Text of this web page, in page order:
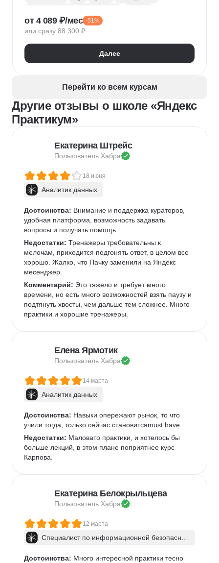
Keras
Машинное обучение
Искусственный интеллект
Математика для Data Science
Статистика
Pandas
от 4 089 ₽/мес -51%
или сразу 88 300 ₽
Далее
Перейти ко всем курсам
Другие отзывы о школе «Яндекс
Практикум»
Екатерина Штрейс
Пользователь Хабра
18 июня
Аналитик данных
Достоинства: Внимание и поддержка кураторов,
удобная платформа, возможность задавать
вопросы и получать помощь.
Недостатки: Тренажеры требовательны к
мелочам, приходится подгонять ответ, в целом все
хорошо. Жалко, что Пачку заменили на Яндекс
месенджер.
Комментарий: Это тяжело и требует много
времени, но есть много возможностей взять паузу и
подтянуть хвосты, чем дальше тем сложнее. Много
практики и хорошие тренажеры.
Елена Ярмотик
Пользователь Хабра
14 марта
Аналитик данных
Достоинства: Навыки опережают рынок, то что
учили тогда, только сейчас становитсяmust have.
Недостатки: Маловато практики, и хотелось бы
больше лекций, в этом плане поприятнее курс
Карпова.
Екатерина Белокрыльцева
Пользователь Хабра
12 марта
Специалист по информационной безопаснос
Достоинства: Много интересной практики тесно